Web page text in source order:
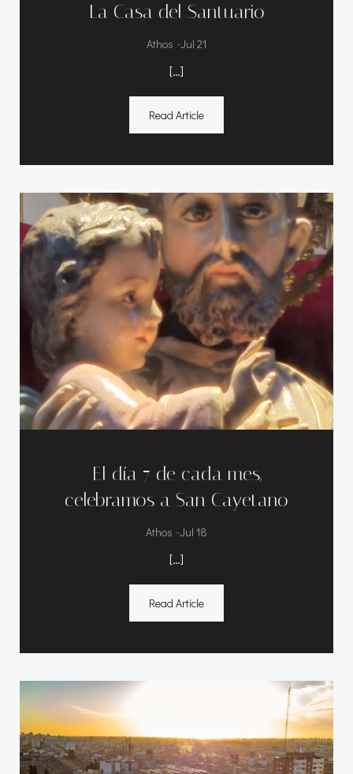
La Casa del Santuario
Athos -Jul 21
[…]
Read Article
El día 7 de cada mes,
celebramos a San Cayetano
Athos -Jul 18
[…]
Read Article